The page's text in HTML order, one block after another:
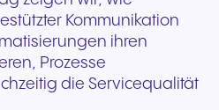
Kommunikation
ihren
Prozesse
die Servicequalität